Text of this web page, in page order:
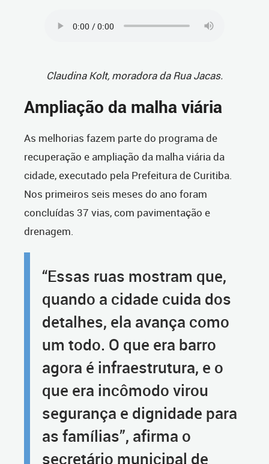
Claudina Kolt, moradora da Rua Jacas.
Ampliação da malha viária
As melhorias fazem parte do programa de
recuperação e ampliação da malha viária da
cidade, executado pela Prefeitura de Curitiba.
Nos primeiros seis meses do ano foram
concluídas 37 vias, com pavimentação e
drenagem.
“Essas ruas mostram que,
quando a cidade cuida dos
detalhes, ela avança como
um todo. O que era barro
agora é infraestrutura, e o
que era incômodo virou
segurança e dignidade para
as famílias”, afirma o
secretário municipal de